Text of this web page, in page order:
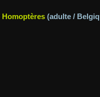
Homoptères (adulte /